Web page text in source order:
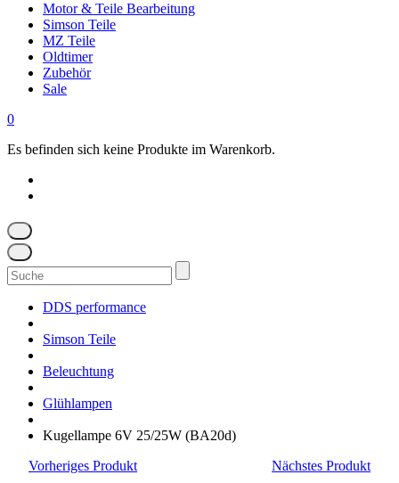
Motor & Teile Bearbeitung
Simson Teile
MZ Teile
Oldtimer
Zubehör
Sale
0
Es befinden sich keine Produkte im Warenkorb.
Suchen
nach:
DDS performance
Simson Teile
Beleuchtung
Glühlampen
Kugellampe 6V 25/25W (BA20d)
Vorheriges Produkt
Nächstes Produkt